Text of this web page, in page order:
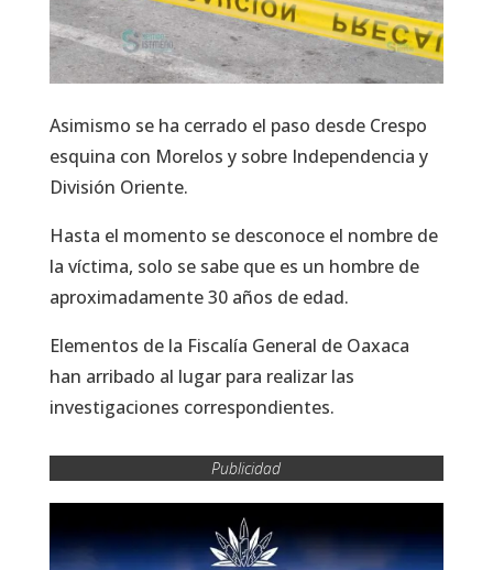
Asimismo se ha cerrado el paso desde Crespo
esquina con Morelos y sobre Independencia y
División Oriente.
Hasta el momento se desconoce el nombre de
la víctima, solo se sabe que es un hombre de
aproximadamente 30 años de edad.
Elementos de la Fiscalía General de Oaxaca
han arribado al lugar para realizar las
investigaciones correspondientes.
Publicidad